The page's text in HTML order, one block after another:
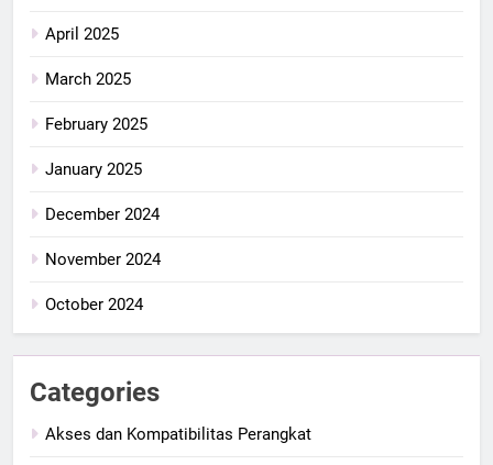
April 2025
March 2025
February 2025
January 2025
December 2024
November 2024
October 2024
Categories
Akses dan Kompatibilitas Perangkat